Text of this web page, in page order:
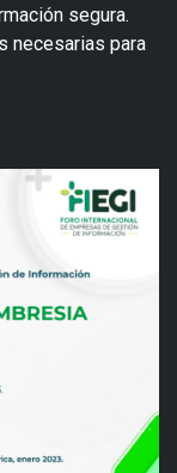
segura.
necesarias para